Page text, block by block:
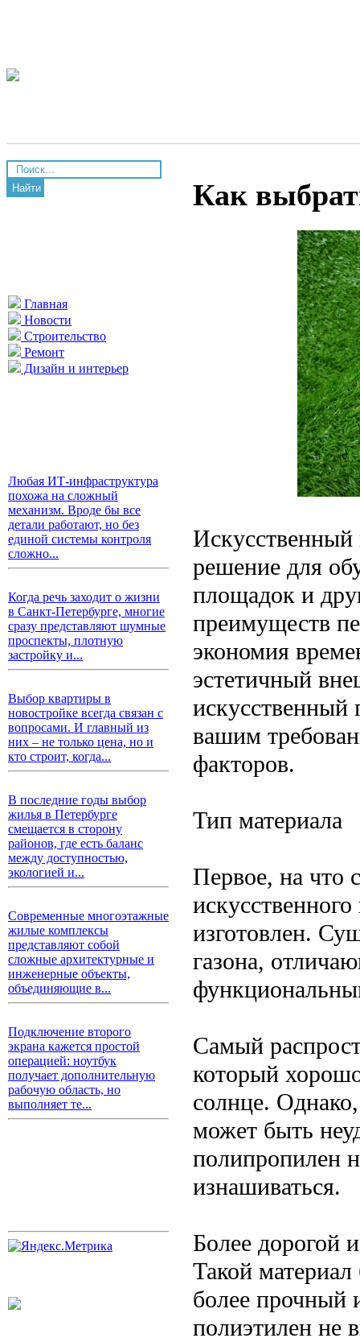
Найти
Главная
Новости
Строительство
Ремонт
Дизайн и интерьер
Любая ИТ-инфраструктура
похожа на сложный
механизм. Вроде бы все
детали работают, но без
единой системы контроля
сложно...
Когда речь заходит о жизни
в Санкт-Петербурге, многие
сразу представляют шумные
проспекты, плотную
застройку и...
Выбор квартиры в
новостройке всегда связан с
вопросами. И главный из
них – не только цена, но и
кто строит, когда...
В последние годы выбор
жилья в Петербурге
смещается в сторону
районов, где есть баланс
между доступностью,
экологией и...
Современные многоэтажные
жилые комплексы
представляют собой
сложные архитектурные и
инженерные объекты,
объединяющие в...
Подключение второго
экрана кажется простой
операцией: ноутбук
получает дополнительную
рабочую область, но
выполняет те...
Как
Искусственный
решение для
площадок и
преимуществ
экономия
эстетичный
искусственный
вашим
факторов.
Тип материала
Первое, на что
изготовлен.
газона,
Самый
который
солнце.
может быть
полипропилен
изнашиваться.
Более дорогой
Такой
более прочный
полиэтилен не